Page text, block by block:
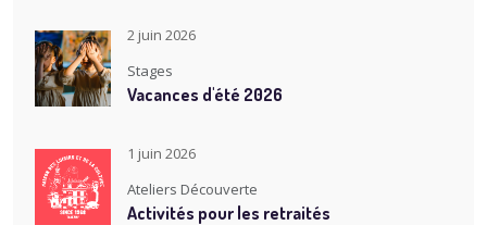
2 juin 2026
Stages
Vacances d'été 2026
1 juin 2026
Ateliers Découverte
Activités pour les retraités